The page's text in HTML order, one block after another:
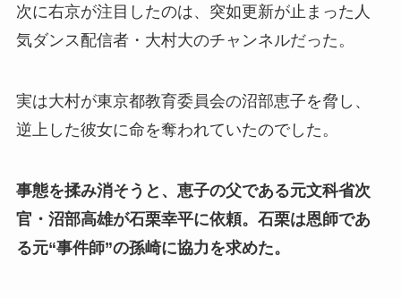
次に右京が注目したのは、突如更新が止まった人
気ダンス配信者・大村大のチャンネルだった。
実は大村が東京都教育委員会の沼部恵子を脅し、
逆上した彼女に命を奪われていたのでした。
事態を揉み消そうと、恵子の父である元文科省次
官・沼部高雄が石栗幸平に依頼。石栗は恩師であ
る元“事件師”の孫崎に協力を求めた。